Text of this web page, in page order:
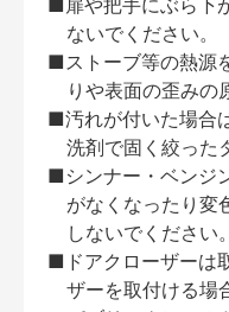
■扉や把手にぶら下
ないでください。
■ストーブ等の熱源
りや表面の歪みの
■汚れが付いた場合
洗剤で固く絞った
■シンナー・ベンジ
がなくなったり変
しないでください。
■ドアクローザーは
ザーを取付ける場